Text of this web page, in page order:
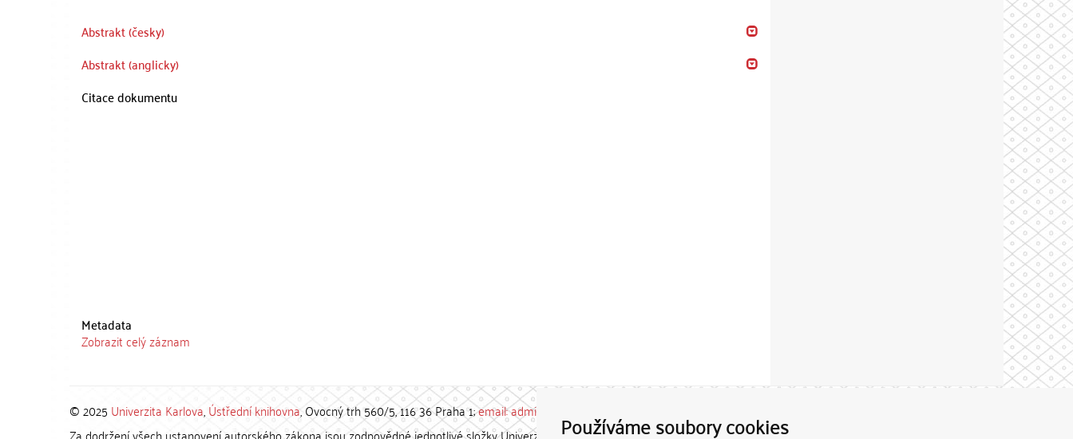
Používáme soubory cookies
Abstrakt (česky)
Abstrakt (anglicky)
Citace dokumentu
Metadata
Zobrazit celý záznam
© 2025 Univerzita Karlova,Ústřední knihovna, Ovocný trh 560/5, 116 36 Praha 1;email: admin-repozitar [at] cuni.cz